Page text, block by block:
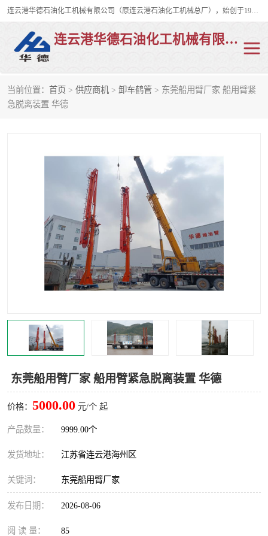
连云港华德石油化工机械有限公司（原连云港石油化工机械总厂），始创于1982年，是从事码头船用流体装卸臂、陆用流体装卸臂（鹤管）、活动梯、钢构平台、定量装车系统等全系列流体装卸设备的设计、制造、销售以及服务的专业供应商。
连云港华德石油化工机械有限公司
当前位置： 首页 > 供应商机 > 卸车鹤管 > 东莞船用臂厂家 船用臂紧
急脱离装置 华德
东莞船用臂厂家 船用臂紧急脱离装置 华德
价格： 5000.00 元/个 起
产品数量： 9999.00个
发货地址： 江苏省连云港海州区
关键词： 东莞船用臂厂家
发布日期： 2026-08-06
阅 读 量： 85
陆用流体装卸臂
活动梯
卸车鹤管
装车鹤管 输油臂
紧急脱离干式接头 火车鹤管
汽车鹤管 顶部鹤管
浮动出油装置 鹤管